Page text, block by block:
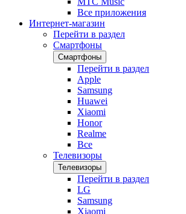
Все приложения
Интернет-магазин
Перейти в раздел
Смартфоны
Смартфоны
Перейти в раздел
Apple
Samsung
Huawei
Xiaomi
Honor
Realme
Все
Телевизоры
Телевизоры
Перейти в раздел
LG
Samsung
Xiaomi